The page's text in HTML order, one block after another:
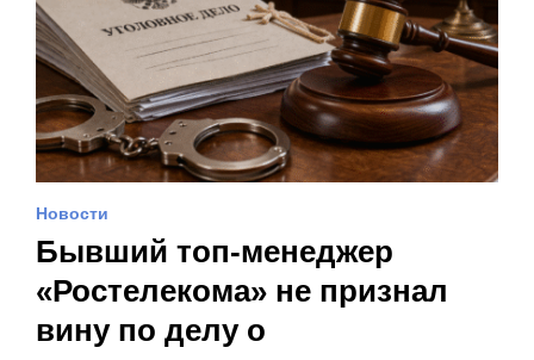
Новости
Бывший топ-менеджер
«Ростелекома» не признал
вину по делу о